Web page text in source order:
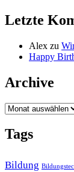
Letzte
Alex zu
Happy
Archive
Archive
Tags
Bildung